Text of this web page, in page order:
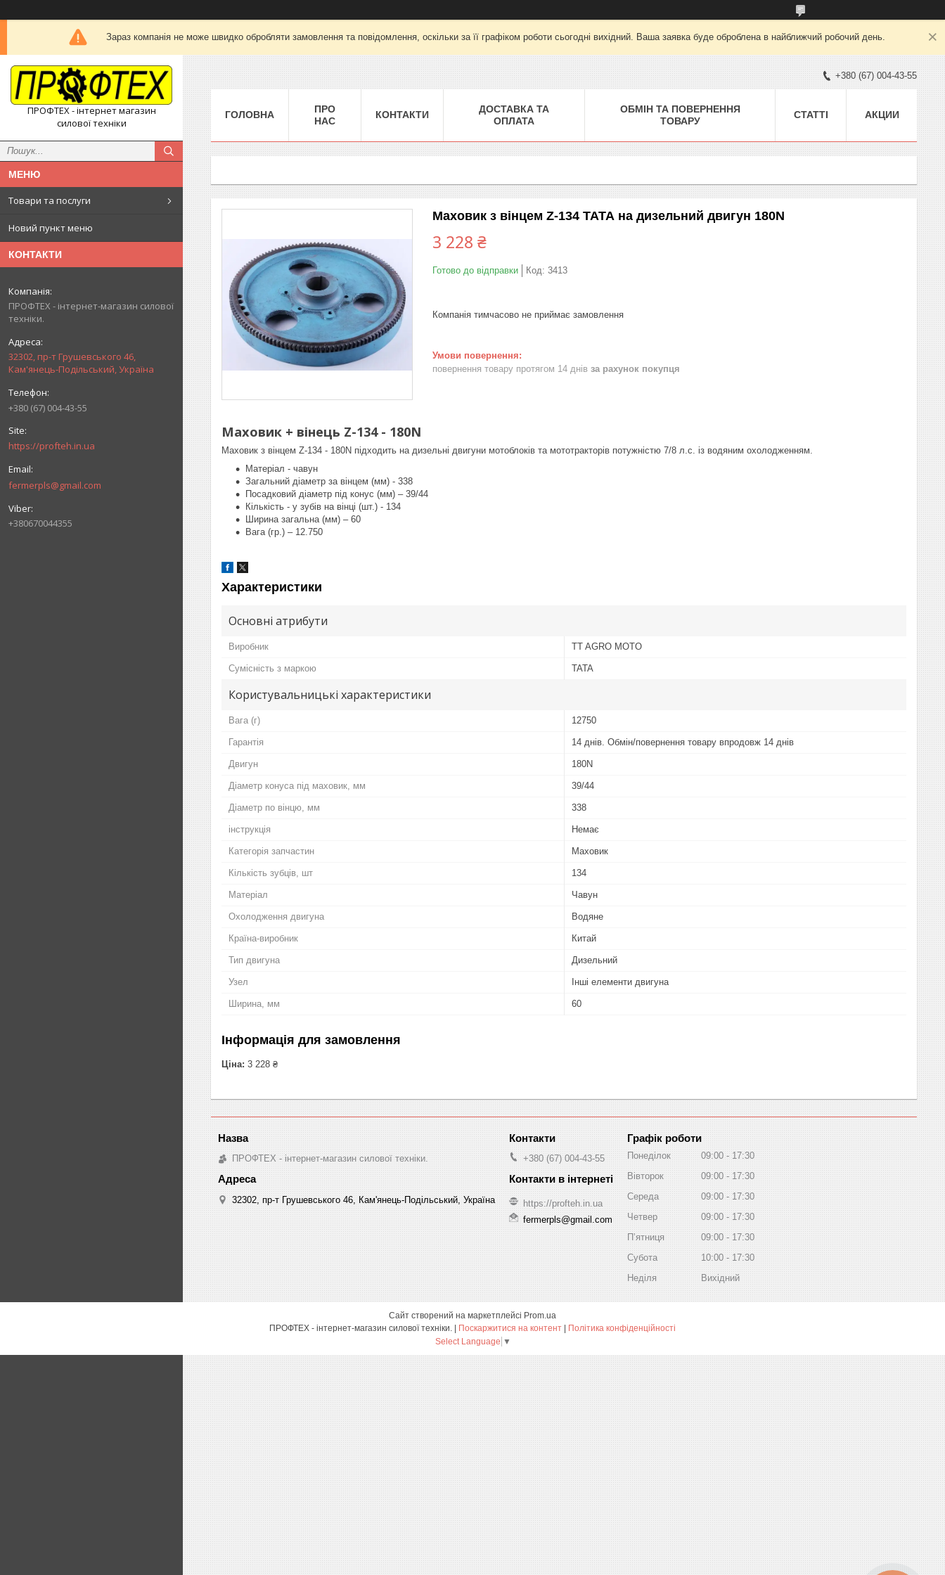
Зараз компанія не може швидко обробляти замовлення та повідомлення, оскільки за її графіком роботи сьогодні вихідний. Ваша заявка буде оброблена в найближчий робочий день.
ПРОФТЕХ - інтернет магазин
силової техніки
Товари та послуги
Новий пункт меню
КОНТАКТИ
ПРОФТЕХ - інтернет-магазин силової
техніки.
32302, пр-т Грушевського 46,
Кам'янець-Подільський, Україна
+380 (67) 004-43-55
https://profteh.in.ua
fermerpls@gmail.com
+380670044355
+380 (67) 004-43-55
ГОЛОВНА
ПРО
НАС
КОНТАКТИ
ДОСТАВКА ТА
ОПЛАТА
ОБМІН ТА ПОВЕРНЕННЯ
ТОВАРУ
СТАТТІ АКЦИИ
Маховик з вінцем Z-134 ТАТА на дизельний двигун 180N
3 228 ₴
Готово до відправки Код: 3413
Компанія тимчасово не приймає замовлення
повернення товару протягом 14 днів за рахунок покупця
Маховик + вінець Z-134 - 180N
Маховик з вінцем Z-134 - 180N підходить на дизельні двигуни мотоблоків та мототракторів потужністю 7/8 л.с. із водяним охолодженням.
Матеріал - чавун
Загальний діаметр за вінцем (мм) - 338
Посадковий діаметр під конус (мм) – 39/44
Кількість - у зубів на вінці (шт.) - 134
Ширина загальна (мм) – 60
Вага (гр.) – 12.750
Характеристики
Основні атрибути
Виробник TT AGRO MOTO
Сумісність з маркою TATA
Користувальницькі характеристики
Вага (г) 12750
Гарантія 14 днів. Обмін/повернення товару впродовж 14 днів
Двигун 180N
Діаметр конуса під маховик, мм 39/44
Діаметр по вінцю, мм 338
інструкція Немає
Категорія запчастин Маховик
Кількість зубців, шт 134
Матеріал Чавун
Охолодження двигуна Водяне
Країна-виробник Китай
Тип двигуна Дизельний
Узел Інші елементи двигуна
Ширина, мм 60
Інформація для замовлення
Ціна: 3 228 ₴
ПРОФТЕХ - інтернет-магазин силової техніки.
32302, пр-т Грушевського 46, Кам'янець-Подільський, Україна
+380 (67) 004-43-55
https://profteh.in.ua
fermerpls@gmail.com
Графік роботи
Понеділок 09:00
17:30
Вівторок
09:00
17:30
Середа
09:00
17:30
Четвер
09:00
17:30
Пʼятниця
09:00
17:30
Субота
10:00
17:30
Неділя
Вихідний
Сайт створений на маркетплейсі Prom.ua
Поскаржитися на контент
Політика конфіденційності
Select Language ▼